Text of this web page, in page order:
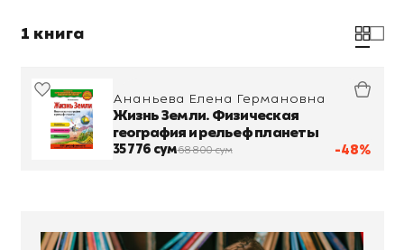
1 книга
-48%
Ананьева Елена Германовна
Жизнь Земли. Физическая
география и рельеф планеты
35 776 сум68 800 сум